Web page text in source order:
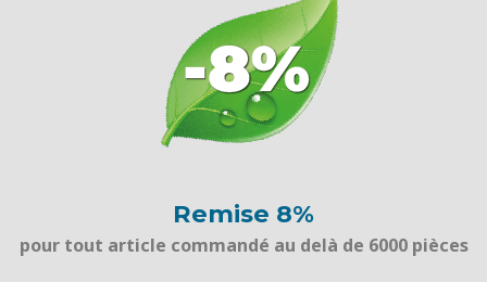
Remise 8%
pour tout article commandé au delà de 6000 pièces